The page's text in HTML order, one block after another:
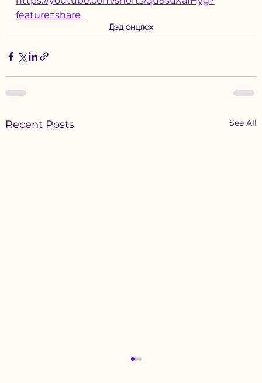
feature=share
Дэд онцлох
Recent Posts See All